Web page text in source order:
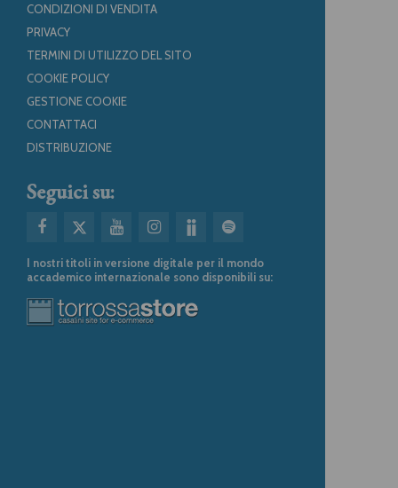
CONDIZIONI DI VENDITA
PRIVACY
TERMINI DI UTILIZZO DEL SITO
COOKIE POLICY
GESTIONE COOKIE
CONTATTACI
DISTRIBUZIONE
Seguici su:
I nostri titoli in versione digitale per il mondo
accademico internazionale sono disponibili su: